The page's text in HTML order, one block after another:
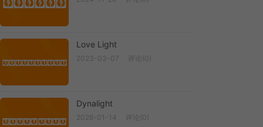
Allura
Love Light
Love Light
2023-03-07 评论(0)
Dynalight
Dynalight
2026-01-14 评论(0)